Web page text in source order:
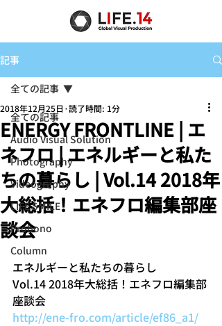
記事
全ての記事
Audio Visual Solution
Photography
Videography
LIFE SMILE
Probono
Column
全ての記事
ENERGY FRONTLINE | エ
ネフロ | エネルギーと私た
ちの暮らし | Vol.14 2018年
大総括！エネフロ編集部座
談会
2018年12月25日 読了時間: 1分
エネルギーと私たちの暮らし
Vol.14 2018年大総括！エネフロ編集部
座談会
http://ene-fro.com/article/ef86_a1/